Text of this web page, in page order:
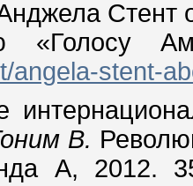
Стент
«Голосу
angela-stent-
В.
А, 2012.